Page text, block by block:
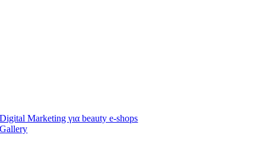
Digital Marketing για beauty e-shops
Gallery